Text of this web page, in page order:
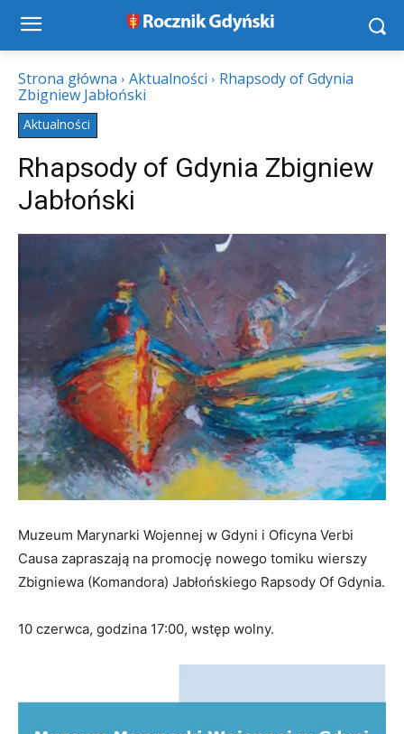
Strona główna Aktualności
Rhapsody of Gdynia
Zbigniew Jabłoński
Aktualności
Rhapsody of Gdynia Zbigniew
Jabłoński
Muzeum Marynarki Wojennej w Gdyni i Oficyna Verbi
Causa zapraszają na promocję nowego tomiku wierszy
Zbigniewa (Komandora) Jabłońskiego Rapsody Of Gdynia.
10 czerwca, godzina 17:00, wstęp wolny.